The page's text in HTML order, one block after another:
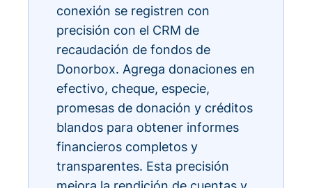
conexión se registren con
precisión con el CRM de
recaudación de fondos de
Donorbox. Agrega donaciones en
efectivo, cheque, especie,
promesas de donación y créditos
blandos para obtener informes
financieros completos y
transparentes. Esta precisión